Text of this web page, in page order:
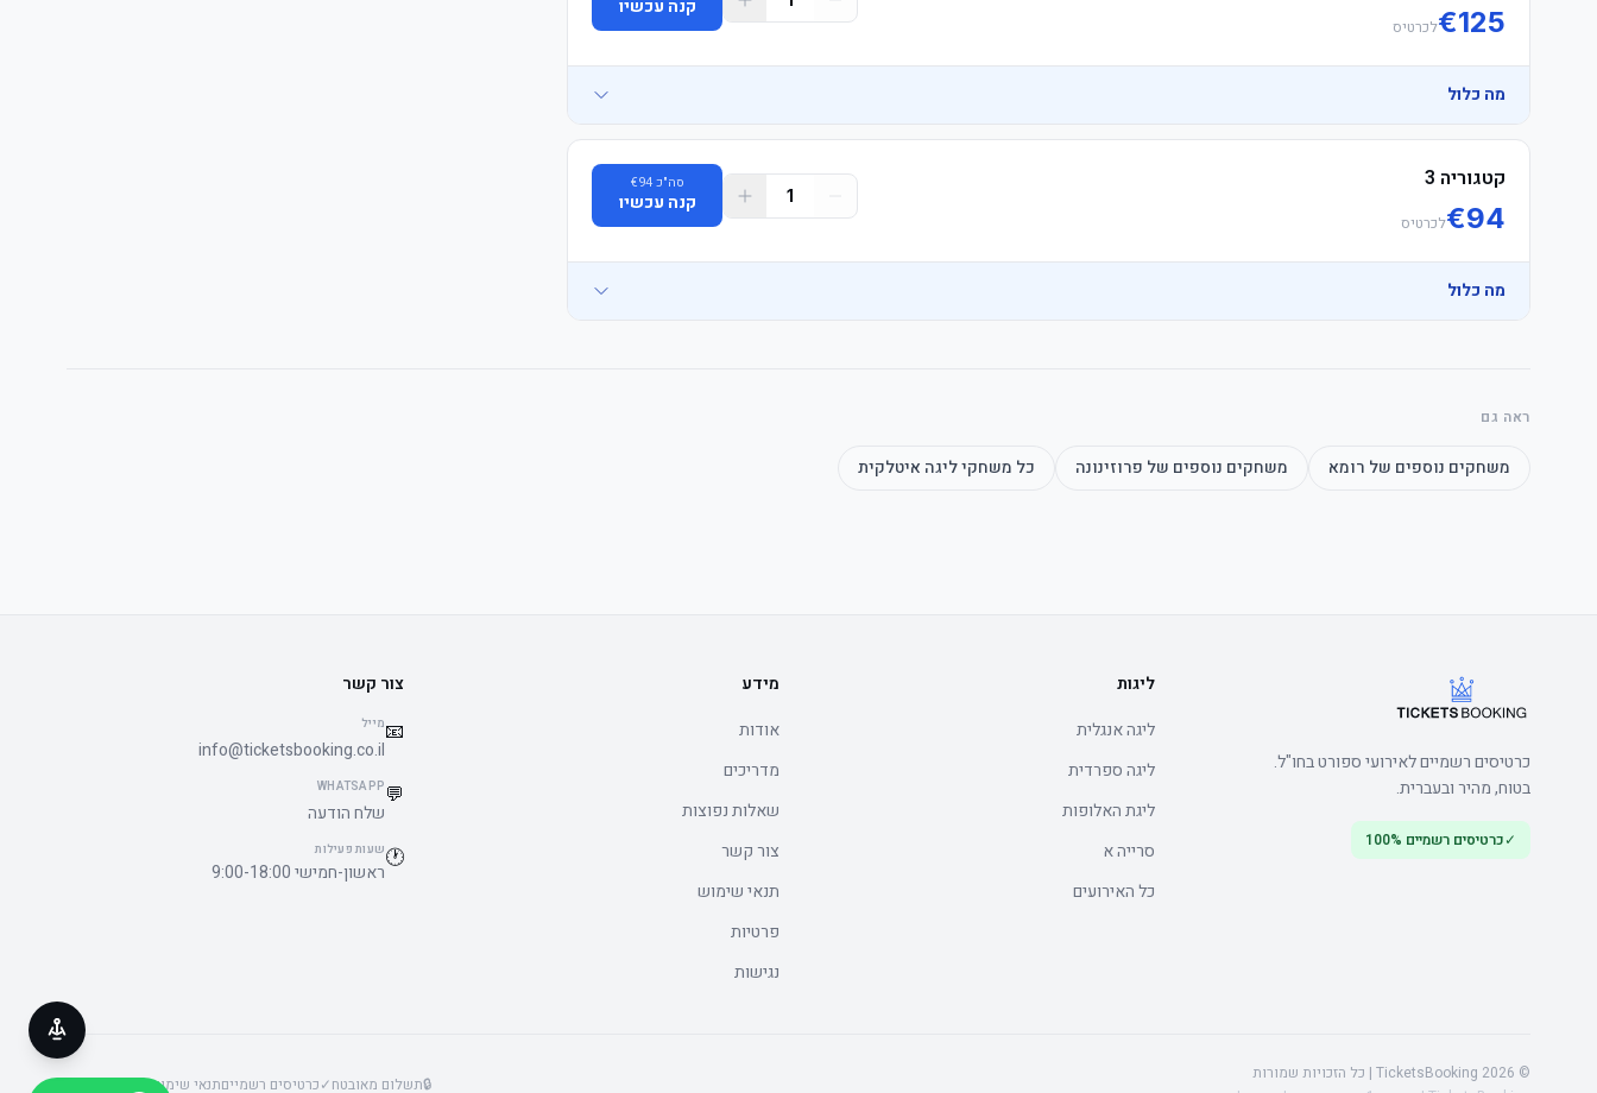
€125 לכרטיס
קנה עכשיו
מה כלול
המלצה: מומלץ להגיע מוקדם לאצטדיון כדי להימנע מתורים ארוכים בכניסה.
קטגוריה 3
€94 לכרטיס
1
סה"כ €94
קנה עכשיו
מה כלול
ראה גם
משחקים נוספים של רומא משחקים נוספים של פרוזינונה כל משחקיליגה איטלקית
כרטיסים רשמיים לאירועי ספורט בחו"ל.
בטוח, מהיר ובעברית.
✓כרטיסים רשמיים 100%
ליגות
ליגה אנגלית
ליגה ספרדית
ליגת האלופות
סרייה א
כל האירועים
מידע
אודות
מדריכים
שאלות נפוצות
צור קשר
תנאי שימוש
פרטיות
נגישות
צור קשר
📧מייל
info@ticketsbooking.co.il
💬
WHATSAPP
שלח הודעה
🕐שעות פעילות
ראשון-חמישי 9:00-18:00
© 2026 TicketsBooking | כל הזכויות שמורות
🔒תשלום מאובטח✓כרטיסים רשמייםתנאי שימושפרטיותנגישות